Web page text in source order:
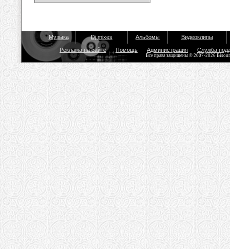
Музыка Dj mixes Альбомы Видеоклипы
Реклама на сайте Помощь Администрация Служба
Все права защищены © 2007-2026